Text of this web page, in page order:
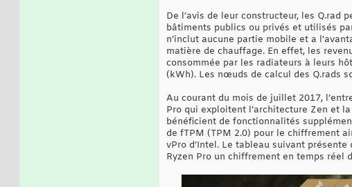
De l’avis de leur constructeur, les Q.rad
bâtiments publics ou privés et utilisés
n’inclut aucune partie mobile et a
matière de chauffage. En effet, les
consommée par les radiateurs à leurs
(kWh). Les nœuds de calcul des Q.rads
Au courant du mois de juillet 2017,
Pro qui exploitent l’architecture Zen et
bénéficient de fonctionnalités
de fTPM (TPM 2.0) pour le chiffrement
vPro d’Intel. Le tableau suivant présente
Ryzen Pro un chiffrement en temps réel